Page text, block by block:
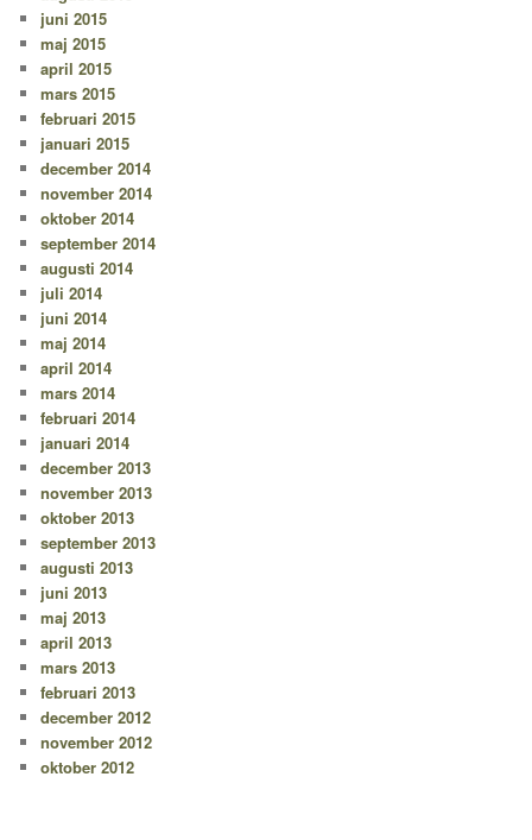
juni 2015
maj 2015
april 2015
mars 2015
februari 2015
januari 2015
december 2014
november 2014
oktober 2014
september 2014
augusti 2014
juli 2014
juni 2014
maj 2014
april 2014
mars 2014
februari 2014
januari 2014
december 2013
november 2013
oktober 2013
september 2013
augusti 2013
juni 2013
maj 2013
april 2013
mars 2013
februari 2013
december 2012
november 2012
oktober 2012